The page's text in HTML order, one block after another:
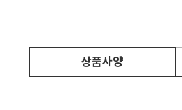
상품사양